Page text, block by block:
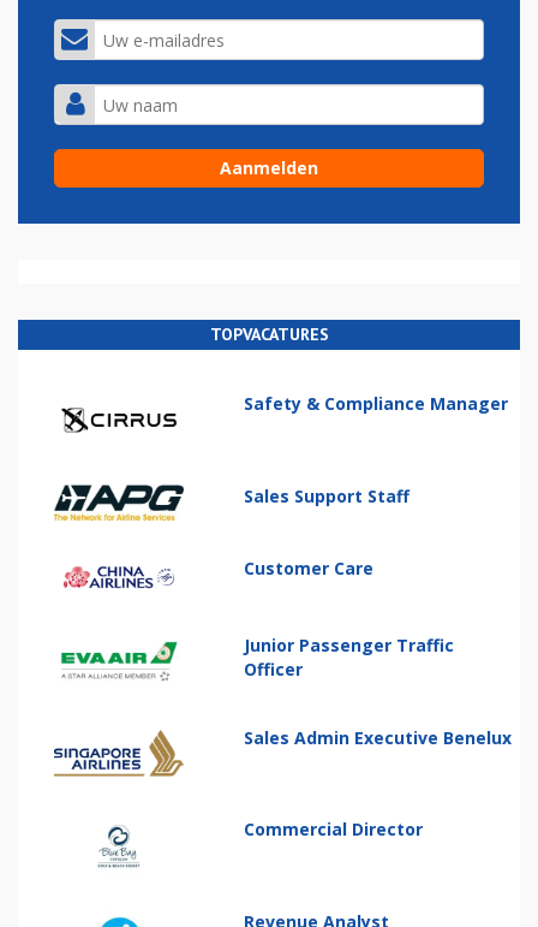
TOPVACATURES
Safety & Compliance Manager
Sales Support Staff
Customer Care
Junior Passenger Traffic
Officer
Sales Admin Executive Benelux
Commercial Director
Revenue Analyst